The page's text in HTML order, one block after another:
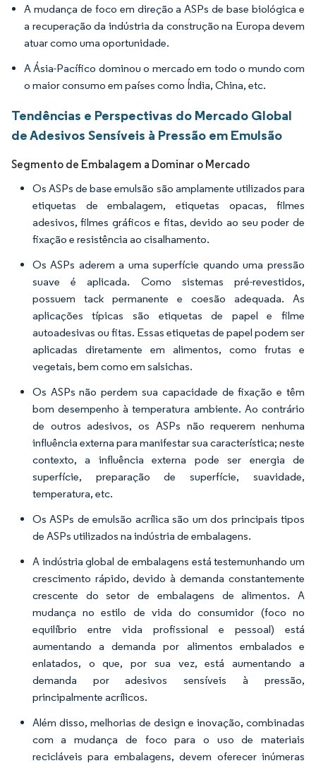
A mudança de foco em direção a ASPs de base biológica e
a recuperação da indústria da construção na Europa devem
atuar como uma oportunidade.
A Ásia-Pacífico dominou o mercado em todo o mundo com
o maior consumo em países como Índia, China, etc.
Tendências e Perspectivas do Mercado Global
de Adesivos Sensíveis à Pressão em Emulsão
Segmento de Embalagem a Dominar o Mercado
Os ASPs de base emulsão são amplamente utilizados para
etiquetas de embalagem, etiquetas opacas, filmes
adesivos, filmes gráficos e fitas, devido ao seu poder de
fixação e resistência ao cisalhamento.
Os ASPs aderem a uma superfície quando uma pressão
suave é aplicada. Como sistemas pré-revestidos,
possuem tack permanente e coesão adequada. As
aplicações típicas são etiquetas de papel e filme
autoadesivas ou fitas. Essas etiquetas de papel podem ser
aplicadas diretamente em alimentos, como frutas e
vegetais, bem como em salsichas.
Os ASPs não perdem sua capacidade de fixação e têm
bom desempenho à temperatura ambiente. Ao contrário
de outros adesivos, os ASPs não requerem nenhuma
influência externa para manifestar sua característica; neste
contexto, a influência externa pode ser energia de
superfície, preparação de superfície, suavidade,
temperatura, etc.
Os ASPs de emulsão acrílica são um dos principais tipos
de ASPs utilizados na indústria de embalagens.
A indústria global de embalagens está testemunhando um
crescimento rápido, devido à demanda constantemente
crescente do setor de embalagens de alimentos. A
mudança no estilo de vida do consumidor (foco no
equilíbrio entre vida profissional e pessoal) está
aumentando a demanda por alimentos embalados e
enlatados, o que, por sua vez, está aumentando a
demanda por adesivos sensíveis à pressão,
principalmente acrílicos.
Além disso, melhorias de design e inovação, combinadas
com a mudança de foco para o uso de materiais
recicláveis para embalagens, devem oferecer inúmeras